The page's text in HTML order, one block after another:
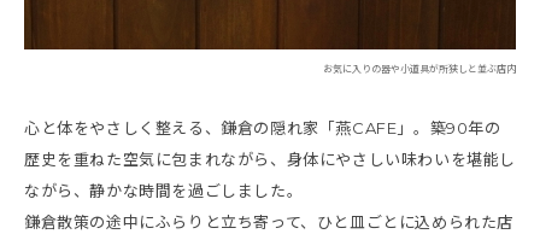
お気に入りの器や小道具が所狭しと並ぶ店内
心と体をやさしく整える、鎌倉の隠れ家「燕CAFE」。築90年の
歴史を重ねた空気に包まれながら、身体にやさしい味わいを堪能し
ながら、静かな時間を過ごしました。
鎌倉散策の途中にふらりと立ち寄って、ひと皿ごとに込められた店